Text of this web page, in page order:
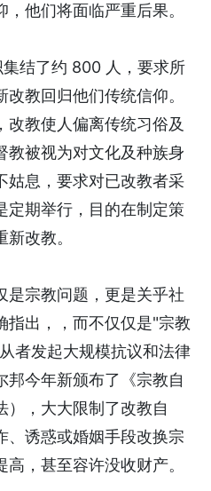
他们将面临严重后果。
结了约 800 人，要求所
教回归他们传统信仰。
改教使人偏离传统习俗及
教被视为对文化及种族身
姑息，要求对已改教者采
定期举行，目的在制定策
改教。
是宗教问题，更是关乎社
指出，，而不仅仅是"宗教
者发起大规模抗议和法律
邦今年新颁布了《宗教自
），大大限制了改教自
、诱惑或婚姻手段改换宗
，甚至容许没收财产。